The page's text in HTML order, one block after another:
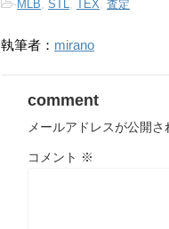
-MLB STL TEX 査定
執筆者： mirano
comment
メールアドレスが公開さ
コメント ※